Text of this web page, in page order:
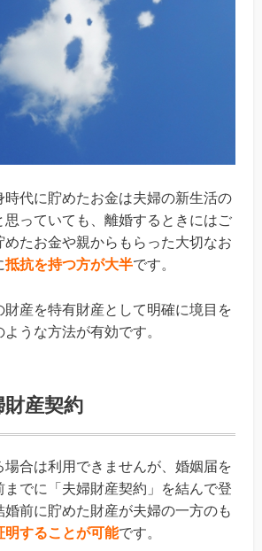
時代に貯めたお金は夫婦の新生活の
思っていても、離婚するときにはご
めたお金や親からもらった大切なお
抵抗を持つ方が大半です。
財産を特有財産として明確に境目を
うな方法が有効です。
財産契約
場合は利用できませんが、婚姻届を
までに「夫婦財産契約」を結んで登
前に貯めた財産が夫婦の一方のも
明することが可能です。